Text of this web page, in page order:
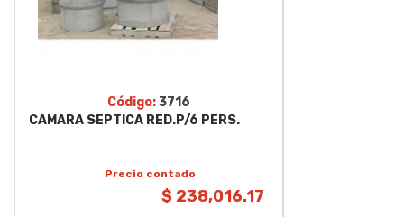
Código:3716
CAMARA SEPTICA RED.P/6 PERS.
Precio contado
$ 238,016.17